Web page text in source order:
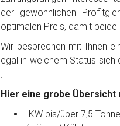
der gewöhnlichen
optimalen Preis, damit
Wir besprechen mit Ihnen
egal in welchem Status sich
.
Hier eine grobe
LKW bis/über 7,5